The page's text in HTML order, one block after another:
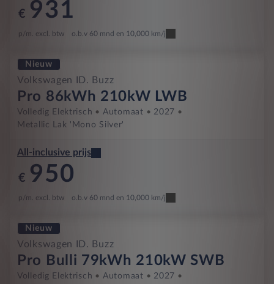
€ 931
p/m. excl. btw o.b.v 60 mnd en 10,000 km/j
Nieuw
Volkswagen ID. Buzz
Pro 86kWh 210kW LWB
Volledig Elektrisch Automaat
2027
Metallic Lak 'Mono Silver'
All-inclusive prijs
€ 950
p/m. excl. btw o.b.v 60 mnd en 10,000 km/j
Nieuw
Volkswagen ID. Buzz
Pro Bulli 79kWh 210kW SWB
Volledig Elektrisch Automaat
2027